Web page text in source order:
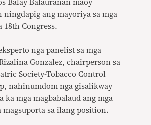
Balay Balauranan maoy
ningdapig ang mayoriya sa mga
18th Congress.
nga panelist sa mga
Gonzalez, chairperson sa
Society-Tobacco Control
nahinumdom nga gisalikway
ka mga magbabalaud ang mga
magsuporta sa ilang position.